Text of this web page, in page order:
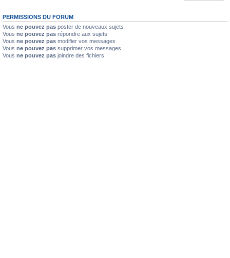
PERMISSIONS DU FORUM
Vous ne pouvez pas poster de nouveaux sujets
Vous ne pouvez pas répondre aux sujets
Vous ne pouvez pas modifier vos messages
Vous ne pouvez pas supprimer vos messages
Vous ne pouvez pas joindre des fichiers